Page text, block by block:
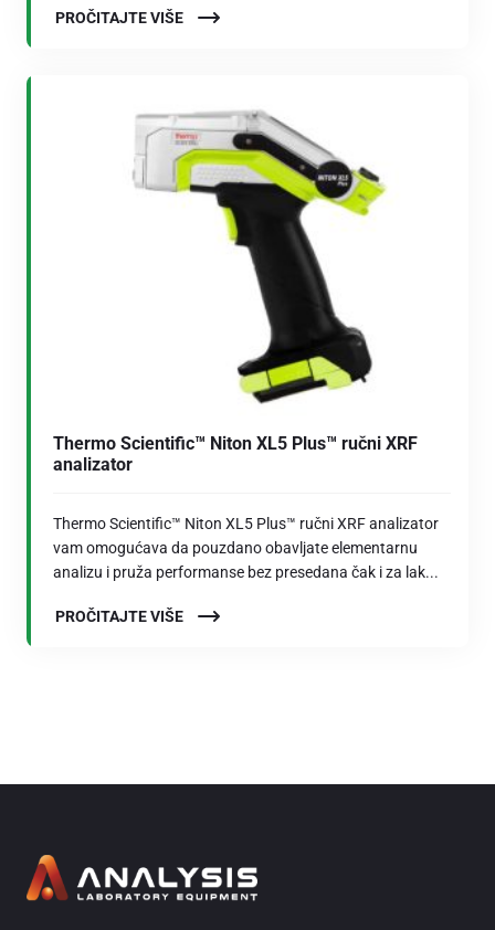
PROČITAJTE VIŠE
Thermo Scientific™ Niton XL5 Plus™ ručni XRF
analizator
Thermo Scientific™ Niton XL5 Plus™ ručni XRF analizator
vam omogućava da pouzdano obavljate elementarnu
analizu i pruža performanse bez presedana čak i za lak...
PROČITAJTE VIŠE